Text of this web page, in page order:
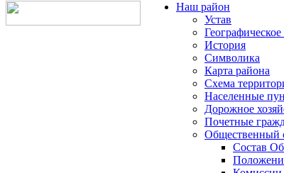
Наш район
Устав
История
Символика
Карта района
Схема
Населенные
Дорожное
Почетные
Общественный
Состав